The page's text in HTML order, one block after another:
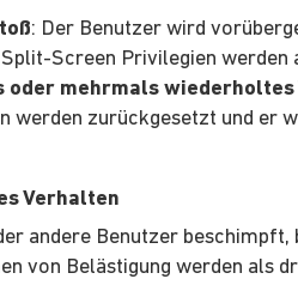
: Der Benutzer wird
Screen Privilegien
oder mehrmals wiederholtes
werden zurückgesetzt und er
Verhalten
andere Benutzer
von Belästigung werden als